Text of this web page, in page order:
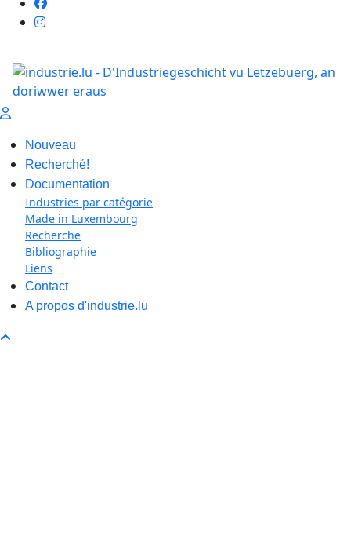
Nouveau
Recherché!
Documentation
Industries par catégorie
Made in Luxembourg
Recherche
Bibliographie
Liens
Contact
A propos d'industrie.lu